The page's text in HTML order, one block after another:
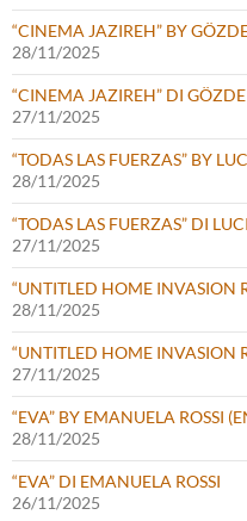
“CINEMA JAZIREH” BY
28/11/2025
“CINEMA JAZIREH” DI
27/11/2025
“TODAS LAS FUERZAS” BY
28/11/2025
“TODAS LAS FUERZAS” DI
27/11/2025
“UNTITLED HOME INVASION
28/11/2025
“UNTITLED HOME INVASION
27/11/2025
“EVA” BY EMANUELA ROSSI
28/11/2025
“EVA” DI EMANUELA ROSSI
26/11/2025